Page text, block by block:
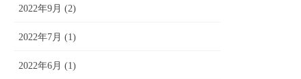
2022年9月 (2)
2022年7月 (1)
2022年6月 (1)